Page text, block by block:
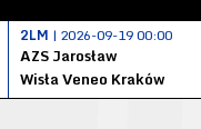
2LM | 2026-09-19 00:00
AZS Jarosław
Wisła Veneo Kraków